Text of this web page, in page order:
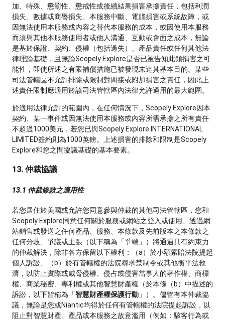
加、特殊、懲罰性、懲戒性或後續結果損害承擔責任，包括利潤
損失、數據或商譽損失、本服務中斷、電腦損害或系統故障，或
因無法使用本服務或內容之替代本服務的成本，或因使用本服務
而須與其他本服務使用者或他人溝通、互動或會面之成本，無論
是基於保證、契約、侵權（包括過失）、產品責任或任何其他法
律理論基礎，且無論Scopely Explore是否已被告知此類損害之可
能性，即使所述之有限補償措施已被發現未達其基本目的。某些
司法管轄區不允許排除或限制對間接或附加損害之責任，因此上
述責任限制應適用於該司法管轄區內法律允許適用的最大範圍。
於適用法律允許的範圍內，在任何情況下，Scopely Explore因本
契約、某一事件或因無法使用本服務或內容所需承擔之所有責任
不超過1000美元，若您已與Scopely Explore INTERNATIONAL
LIMITED簽約則為1000英鎊。上述損害的排除和限制是Scopely
Explore和您之間協議基礎的基本要素。
13. 仲裁協議
13.1 仲裁條款之適用性
若您居住於美國或允許您同意參與仲裁的其他司法管轄區，您和
Scopely Explore同意任何關於服務或網站之登入或使用、透過網
站銷售或發送之任何產品、服務、本條款及先前版本之本條款之
任何分歧、爭議或主張（以下稱為「爭端」）將通過具有約束力
的仲裁解決，除非各方保留以下權利：（a）於小額索賠法院提起
個人訴訟、（b）於有管轄權的法院尋求禁制令或其他衡平法救
濟，以防止實際或威脅侵權、侵占或侵害當事人的著作權、商標
權、商業秘密、專利權或其他智慧財產權（於本條（b）中描述的
訴訟，以下皆稱為「智慧財產權保護行動 」）。儘管有本仲裁協
議，無論是您或Niantic均得於任何有管轄權的法院提起訴訟，以
阻止對智慧財產、產品或本服務之故意濫用（例如：駭客行為或